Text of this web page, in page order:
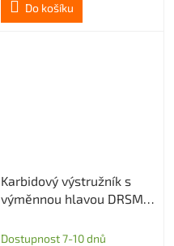
Do košíku
Karbidový výstružník s
výměnnou hlavou DRSMN
Dostupnost 7-10 dnů